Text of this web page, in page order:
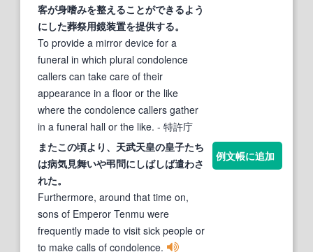
客が身嗜みを整えることができるよう
にした葬祭用鏡装置を提供する。
To provide a mirror device for a
funeral in which plural condolence
callers can take care of their
appearance in a floor or the like
where the condolence callers gather
in a funeral hall or the like. - 特許庁
またこの頃より、天武天皇の皇子たち
は病気見舞いや弔問にしばしば遣わさ
れた。
Furthermore, around that time on,
sons of Emperor Tenmu were
frequently made to visit sick people or
to make calls of condolence.
例文帳に追加